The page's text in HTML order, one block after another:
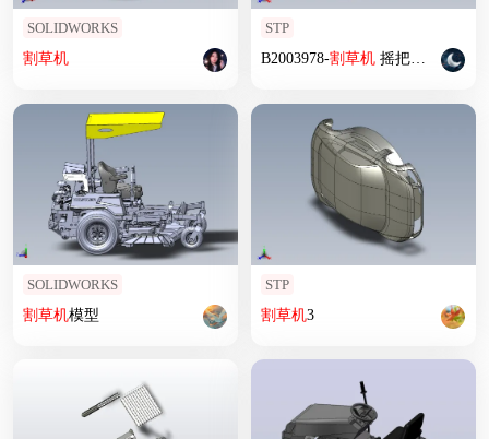
SOLIDWORKS
割草机
STP
B2003978-割草机摇把割草机
SOLIDWORKS
割草机模型
STP
割草机3